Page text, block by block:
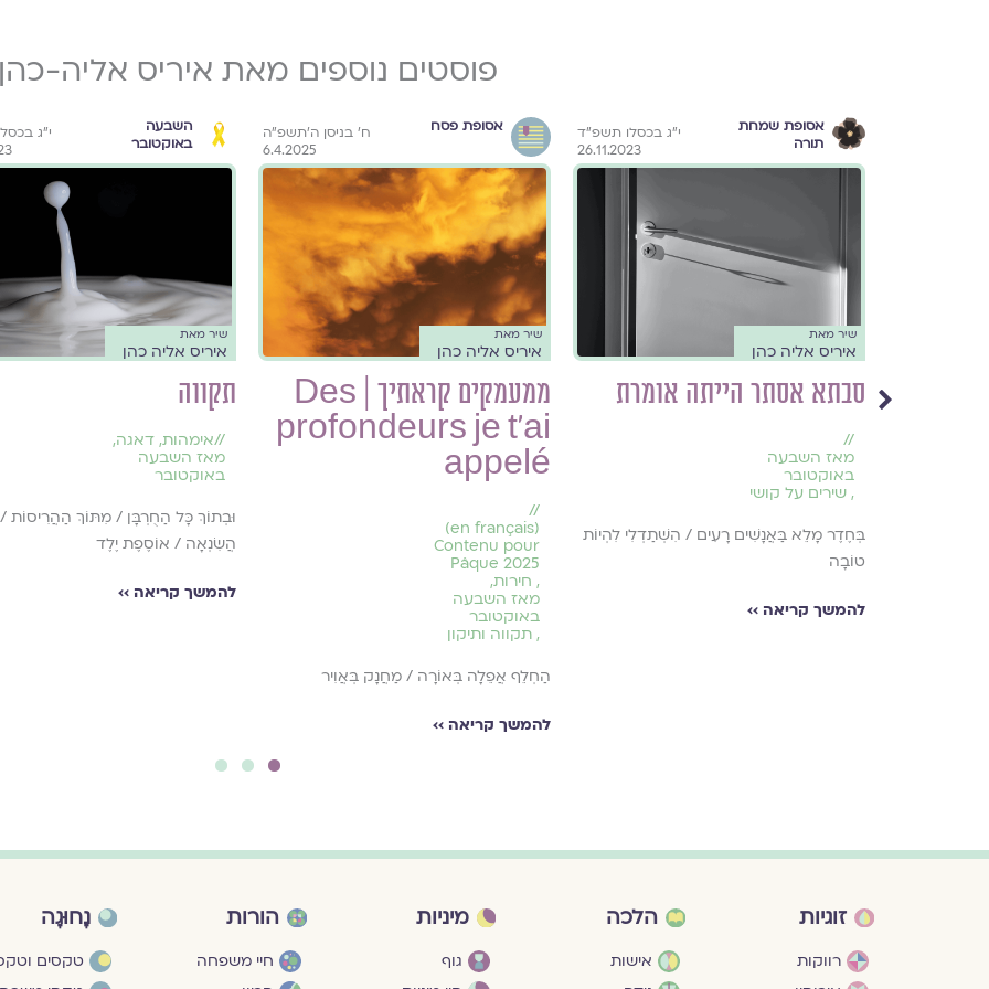
פוסטים נוספים מאת איריס אליה-כהן
אסופת שמחת
תורה
י״ג בכסלו תשפ״ד
26.11.2023
שיר מאת
איריס אליה כהן
סבתא אסתר הייתה אומרת
//
מאז השבעה
באוקטובר
, שירים על קושי
בְּחֶדֶר מָלֵא בַּאֲנָשִׁים רָעִים / הִשְׁתַדְלִי לִהְיוֹת
טוֹבָה
להמשך קריאה ››
אסופת פסח
ח׳ בניסן ה׳תשפ״ה
6.4.2025
שיר מאת
איריס אליה כהן
ממעמקים קראתיך | Des
profondeurs je t'ai
appelé
//
(en français)
Contenu pour
Pâque 2025
, חירות,
מאז השבעה
באוקטובר
, תקווה ותיקון
הַחְלֵף אֲפֵלָה בְּאוֹרָה / מַחֲנָק בְּאֲוִיר
להמשך קריאה ››
השבעה
באוקטובר
י״ג
שיר מאת
איריס אליה כהן
תקווה
//אימהות, דאגה,
מאז השבעה
באוקטובר
וּבְתוֹךְ כָּל הַחֻרְבָּן / מִתּוֹךְ הַהֲרִיסוֹת /
הֲשִׂנְאָה / אוֹסֶפֶת יֶלֶד
להמשך קריאה ››
1
זוגיות
רווקות
הלכה
אישות
מיניות
גוף
הורות
חיי משפחה
נָחוּגָה
טקסים